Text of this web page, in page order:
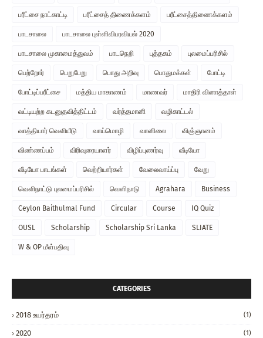
பரீட்சை நாட்காட்டி பரீட்சைத் திணைக்களம் பரீட்சைத்திணைக்களம்
பாடசாலை பாடசாலை புள்ளிவிபரவியல் 2020
பாடசாலை முகாமைத்துவம் பாடநெறி புத்தகம் புலமைப்பரிசில்
பெற்றோர் பெறுபேறு பொது அறிவு பொதுமக்கள் போட்டி
போட்டிப்பரீட்சை மத்திய மாகாணம் மாணவர் மாதிரி வினாத்தாள்
வட்டியற்ற கடனுதவித்திட்டம் வர்த்தமானி வழிகாட்டல்
வாத்தியார் வௌியீடு வாய்மொழி வானிலை விஞ்ஞானம்
விண்ணப்பம் விரிவுரையாளர் விழிப்புணர்வு வீடியோ
வீடியோ பாடங்கள் வெற்றியார்கள் வேலைவாய்ப்பு வேறு
வௌிநாட்டு புலமைப்பரிசில் வௌிநாடு Agrahara Business
Ceylon Baithulmal Fund Circular Course IQ Quiz
OUSL Scholarship Scholarship Sri Lanka SLIATE
W & OP மீள்பதிவு
CATEGORIES
2018 உயர்தரம் (1)
2020 (1)